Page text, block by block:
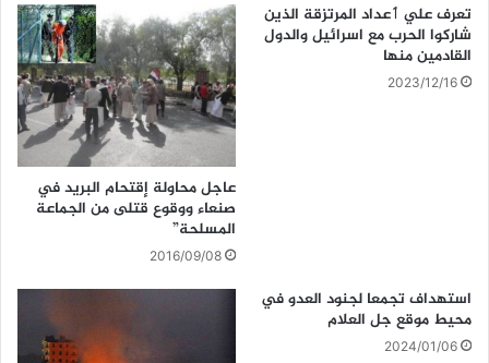
تعرف علي ٲعداد المرتزقة الذين
شاركوا الحرب مع اسرائيل والدول
القادمين منها
2023/12/16
عاجل محاولة إقتحام البريد في
صنعاء ووقوع قتلى من الجماعة
المسلحة”
2016/09/08
استهداف تجمعا لجنود العدو في
محيط موقع جل العلام
2024/01/06